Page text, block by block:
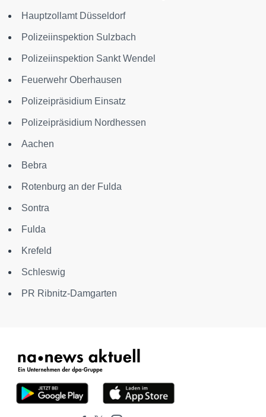
Hauptzollamt Düsseldorf
Polizeiinspektion Sulzbach
Polizeiinspektion Sankt Wendel
Feuerwehr Oberhausen
Polizeipräsidium Einsatz
Polizeipräsidium Nordhessen
Aachen
Bebra
Rotenburg an der Fulda
Sontra
Fulda
Krefeld
Schleswig
PR Ribnitz-Damgarten